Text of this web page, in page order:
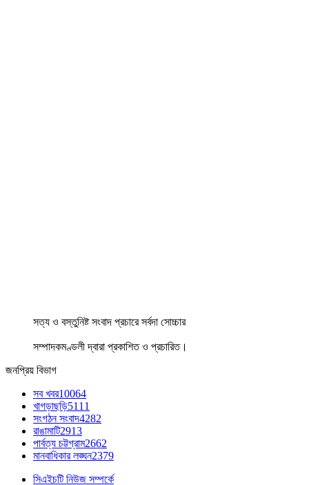
সত্য ও বস্তুনিষ্ট সংবাদ প্রচারে সর্বদা সোচ্চার
সম্পাদকমণ্ডলী দ্বারা প্রকাশিত ও প্রচারিত।
জনপ্রিয় বিভাগ
সব খবর10064
খাগড়াছড়ি5111
সংগঠন সংবাদ4282
রাঙামাটি2913
পার্বত্য চট্টগ্রাম2662
মানবাধিকার লঙ্ঘন2379
সিএইচটি নিউজ সম্পর্কে